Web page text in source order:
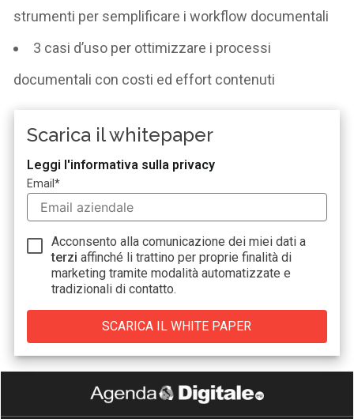
strumenti per semplificare i workflow documentali
3 casi d’uso per ottimizzare i processi
documentali con costi ed effort contenuti
Scarica il whitepaper
Leggi l'informativa sulla privacy
Email*
Acconsento alla comunicazione dei miei dati a
terzi affinché li trattino per proprie finalità di
marketing tramite modalità automatizzate e
tradizionali di contatto.